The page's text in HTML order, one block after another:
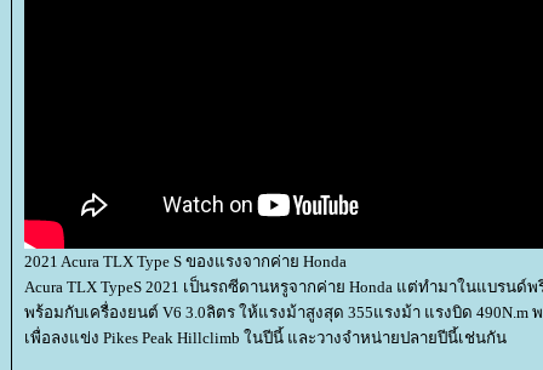
2021 Acura TLX Type S ของแรงจากค่าย Honda
Acura TLX TypeS 2021 เป็นรถซีดานหรูจากค่าย Honda แต่ทำมาในแบรนด์พ
พร้อมกับเครื่องยนต์ V6 3.0ลิตร ให้แรงม้าสูงสุด 355แรงม้า แรงบิด 490N.m
เพื่อลงแข่ง Pikes Peak Hillclimb ในปีนี้ และวางจำหน่ายปลายปีนี้เช่นกัน